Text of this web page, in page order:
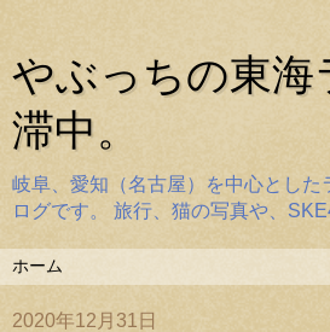
やぶっちの東海
滞中。
岐阜、愛知（名古屋）を中心とした
ログです。 旅行、猫の写真や、
2020年12月31日